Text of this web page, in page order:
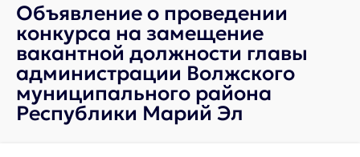
Объявление о проведении
конкурса на замещение
вакантной должности главы
администрации Волжского
муниципального района
Республики Марий Эл